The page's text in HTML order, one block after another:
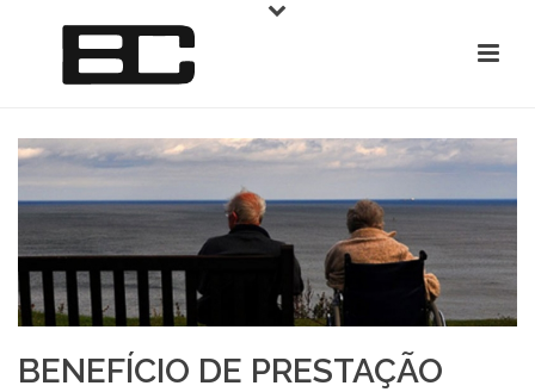
BENEFÍCIO DE PRESTAÇÃO